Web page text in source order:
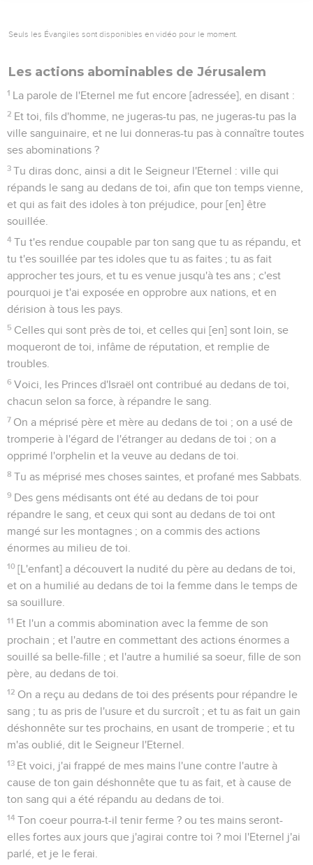
Seuls les Évangiles sont disponibles en vidéo pour le moment.
Les actions abominables de Jérusalem
1 La parole de l'Eternel me fut encore [adressée], en disant :
2 Et toi, fils d'homme, ne jugeras-tu pas, ne jugeras-tu pas la
ville sanguinaire, et ne lui donneras-tu pas à connaître toutes
ses abominations ?
3 Tu diras donc, ainsi a dit le Seigneur l'Eternel : ville qui
répands le sang au dedans de toi, afin que ton temps vienne,
et qui as fait des idoles à ton préjudice, pour [en] être
souillée.
4 Tu t'es rendue coupable par ton sang que tu as répandu, et
tu t'es souillée par tes idoles que tu as faites ; tu as fait
approcher tes jours, et tu es venue jusqu'à tes ans ; c'est
pourquoi je t'ai exposée en opprobre aux nations, et en
dérision à tous les pays.
5 Celles qui sont près de toi, et celles qui [en] sont loin, se
moqueront de toi, infâme de réputation, et remplie de
troubles.
6 Voici, les Princes d'Israël ont contribué au dedans de toi,
chacun selon sa force, à répandre le sang.
7 On a méprisé père et mère au dedans de toi ; on a usé de
tromperie à l'égard de l'étranger au dedans de toi ; on a
opprimé l'orphelin et la veuve au dedans de toi.
8 Tu as méprisé mes choses saintes, et profané mes Sabbats.
9 Des gens médisants ont été au dedans de toi pour
répandre le sang, et ceux qui sont au dedans de toi ont
mangé sur les montagnes ; on a commis des actions
énormes au milieu de toi.
10 [L'enfant] a découvert la nudité du père au dedans de toi,
et on a humilié au dedans de toi la femme dans le temps de
sa souillure.
11 Et l'un a commis abomination avec la femme de son
prochain ; et l'autre en commettant des actions énormes a
souillé sa belle-fille ; et l'autre a humilié sa soeur, fille de son
père, au dedans de toi.
12 On a reçu au dedans de toi des présents pour répandre le
sang ; tu as pris de l'usure et du surcroît ; et tu as fait un gain
déshonnête sur tes prochains, en usant de tromperie ; et tu
m'as oublié, dit le Seigneur l'Eternel.
13 Et voici, j'ai frappé de mes mains l'une contre l'autre à
cause de ton gain déshonnête que tu as fait, et à cause de
ton sang qui a été répandu au dedans de toi.
14 Ton coeur pourra-t-il tenir ferme ? ou tes mains seront-
elles fortes aux jours que j'agirai contre toi ? moi l'Eternel j'ai
parlé, et je le ferai.